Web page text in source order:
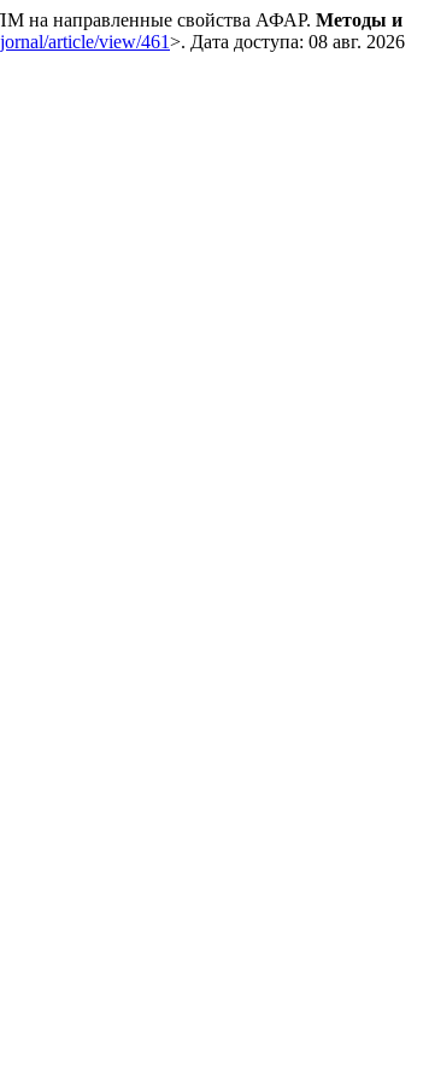
на направленные свойства АФАР. Методы и
article/view/461>. Дата доступа: 08 авг. 2026